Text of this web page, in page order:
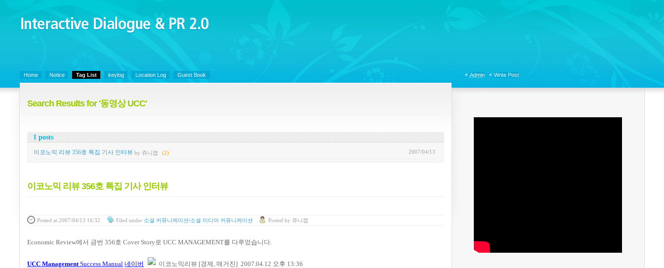
Interactive Dialogue &
PR 2.0
Home Notice Tag List keylog Location Log Guest Book
Search Results for '동영상 UCC'
1 posts
2007/04/13
이코노믹 리뷰 356호 특집 기사 인터뷰 by 쥬니캡 (2)
이코노믹 리뷰 356호 특집 기사 인터뷰
Posted at 2007/04/13 16:32 Filed under 소셜 커뮤니케이션/소셜 미디어 커뮤니케이션 Posted by 쥬니캡
Economic Review에서 금번 356호 Cover Story로 UCC MANAGEMENT를 다루었습니다.
UCC Management Success Manual 네이버
이코노믹리뷰 [경제, 매거진] 2007.04.12 오후 13:36
Admin Write Post